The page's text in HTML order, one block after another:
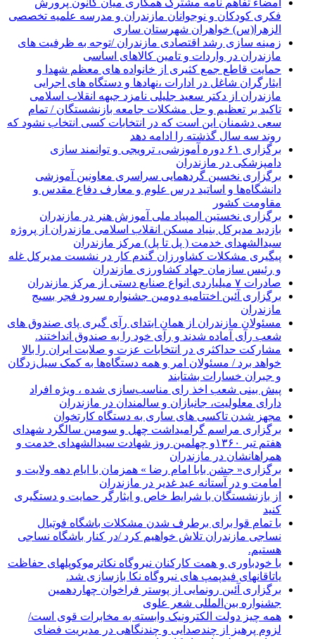
فکری کودکان و نوجوانان مازندران و مدرسه علمیه تخصصی
الزهرا(س) خواهران شهرستان ساری
زمینه سازی رشد اقتصادی مازندران /توجه به ظرفیت های
مازندران در واردات و تامین کالاهای اساسی
حمایت قاطع جمع کثیری از خانواده های معظم شهدا و
ایثارگران شاغل در ادارات ،نهادها و دستگاه های اجرایی
مازندران از دکتر سعید جلیلی نامزد جبهه انقلاب اسلامی
تاکید بر تعظیم و حل مشکلات جامعه بازنشستگان / تمام
سعی دشمنان این است که در انتخابات کسی انتخاب نشود که
روند سه سال گذشته را ادامه دهد
برگزاری ۶۱ دوره آموزشی، ترویجی و توانمند سازی
دامپزشکی در مازندران
برگزاری نخسین گردهمایی سراسری معاونین آموزشی
دانشگاه‌ها و اساتید درس علوم و معارف دفاع مقدس و
مقاومت کشور
برگزاری نخستین المپیاد ملی آموزش هنر در مازندران
بازدید مدیرکل بنیاد مسکن انقلاب اسلامی مازندران از پروژه
سیدالشهدای خدمت ( پل تا پل) مرکز مازندران
پیگیری مشکلات کشاورزان گندم کار در نشست مدیرکل غله
و رئیس سازمان جهاد کشاورزی مازندران
صادرات ۷ میلیاردی انواع صنایع دستی از مرکز مازندران
برگزاری آئین اختتامیه دومین جشنواره سرود فجر بسیج
مازندران
مسئولان مازندران از همان ابتدای رآی گیری پای صندوق های
شعب رآی آماده شدند و رآی خود را به صندوق انداختند.
مشارکت حداکثری در انتخابات عزت و صلابت ایران را بالا
خواهد برد / مسئولان امر و همه دستگاه‌ها به کمک سیل‌زدگان
و جبران خسارات بشتابند
پیش بینی شعب اخذ رای مناسب‌سازی شده ، ویژه افراد
دارای معلولیت، جانبازان و سالمندان در مازندران
مجهز شدن تاکسی های ساری به دستگاه کارتخوان
برگزاری مراسم گرامیداشت چهل و سومین سالگرد شهدای
هفتم تیر ۱۳۶۰و چهلمین روز شهادت سیدالشهدای خدمت و
همراهانشان در مازندران
برگزاری« جشن بابا امام رضا » همزمان با ایام دهه ولایت و
امامت و در آستانه عید غدیر در مازندران
از بازنشستگان با شرایط خاص و ایثارگر حمایت و دستگیری
کنید
با تمام قوا برای برطرف شدن مشکلات باشگاه فوتبال
نساجی مازندران تلاش خواهیم کرد /در کنار باشگاه نساجی
هستیم.
با خودباوری و همت کارکنان نیروگاه نکاترموکوپلهای حفاظت
یاتاقانهای فیدپمپ های نیروگاه نکا بازسازی شد.
برگزاری آئین رونمایی از پوستر فراخوان چهاردهمین
جشنواره بین‌المللی شعر علوی
همه چیز دولت الکترونیک وابسته به مخابرات قوی است/
لزوم پرهیز از چندصدایی و چندنگاهی در مدیریت فضای